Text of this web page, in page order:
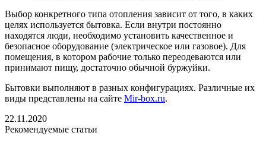
Выбор конкретного типа отопления зависит от того, в каких
целях используется бытовка. Если внутри постоянно
находятся люди, необходимо установить качественное и
безопасное оборудование (электрическое или газовое). Для
помещения, в котором рабочие только переодеваются или
принимают пищу, достаточно обычной буржуйки.
Бытовки выполняют в разных конфигурациях. Различные их
виды представлены на сайте Mir-box.ru.
22.11.2020
Рекомендуемые статьи